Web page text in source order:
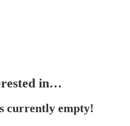
in…
currently empty!